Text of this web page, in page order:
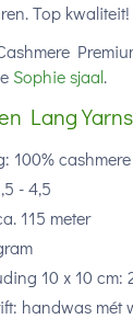
Top kwaliteit!
Sophie sjaal.
Lang
100% cashmere
- 4,5
115 meter
10 x 10 cm:
handwas mét